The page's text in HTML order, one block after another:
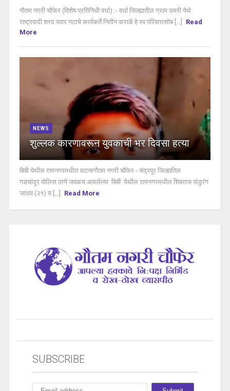
गौतम नगरी चौफेर (विशेष प्रतिनिधी वर्धा) :- वर्धा जिल्ह्यातील ग्राम उमरी येथे
राष्ट्रवादी शरद पवार गटाचे कार्यकर्ते नितीन कराळे हे स्व परिवारासोब [...]
Read
More
NEWS
शुल्लक कारणावरून युवकाची भर दिवसा हत्या
बिबी येथील रामनगरमधील घटनागौतम नगरी चौफेर - चंद्रपूर जिल्ह्यतिल
गडचांदूर पोलिस ठाणे जवळच असलेल्या बिबी येथील रामनगरमधील शिवराज पांडुरंग
जाधव (२१) य [...]
Read More
SUBSCRIBE